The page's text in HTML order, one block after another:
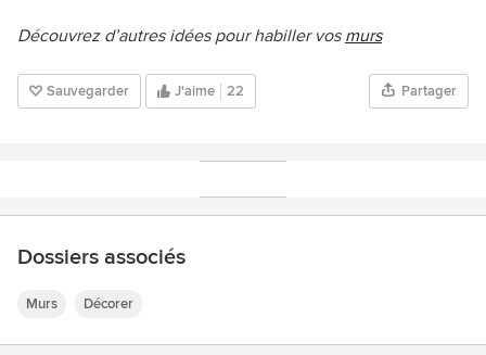
Découvrez d’autres idées pour habiller vos murs
Sauvegarder J'aime 22 Partager
Dossiers associés
Murs Décorer